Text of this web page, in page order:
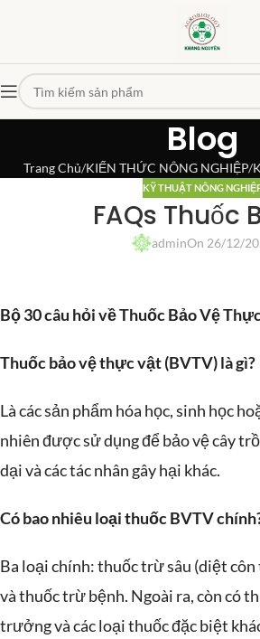
Blog
Trang Chủ KIẾN THỨC NÔNG NGHIỆP
KỸ THUẬT NÔNG
FAQs Thuốc
adminOn 26/12/
Bộ 30 câu hỏi về Thuốc Bảo Vệ
Thuốc bảo vệ thực vật (BVTV) là gì?
Là các sản phẩm hóa học, sinh học
nhiên được sử dụng để bảo vệ cây
dại và các tác nhân gây hại khác.
Có bao nhiêu loại thuốc BVTV
Ba loại chính: thuốc trừ sâu (diệt
và thuốc trừ bệnh. Ngoài ra, còn có
trưởng và các loại thuốc đặc biệt